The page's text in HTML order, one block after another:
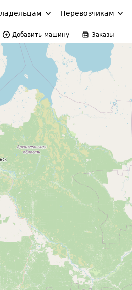
Перевозчикам
Добавить машину Заказы